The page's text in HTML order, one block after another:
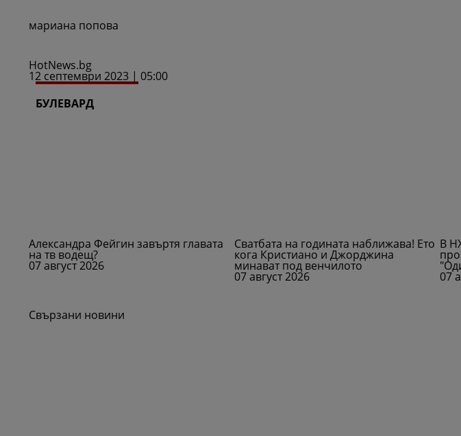
мариана попова
HotNews.bg
12 септември 2023 | 05:00
БУЛЕВАРД
Александра Фейгин завъртя главата
на тв водещ?
07 август 2026
Сватбата на годината наближава! Ето
кога Кристиано и Джорджина
минават под венчилото
07 август 2026
В
07
Свързани новини